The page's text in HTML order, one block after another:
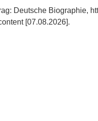
Deutsche Biographie,
[07.08.2026].